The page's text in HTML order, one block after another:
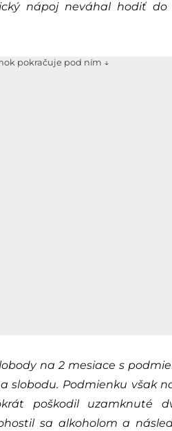
nápoj neváhal hodiť do
pokračuje pod ním ↓
na 2 mesiace s
slobodu. Podmienku však
poškodil uzamknuté
sa alkoholom a